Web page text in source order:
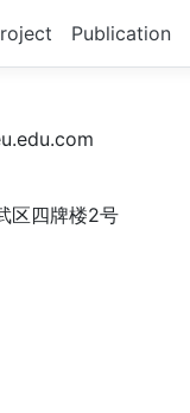
Publication
区四牌楼2号